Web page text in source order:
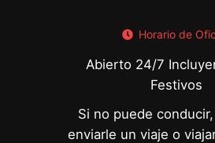
Horario de
Abierto 24/7
Festivos
Si no puede
enviarle un viaje o